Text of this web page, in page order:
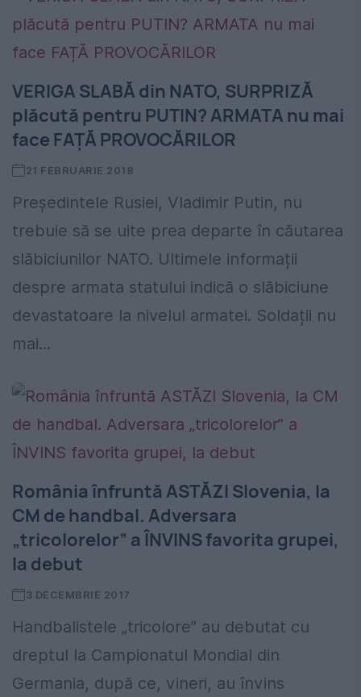
VERIGA SLABĂ din NATO, SURPRIZĂ
plăcută pentru PUTIN? ARMATA nu mai
face FAȚĂ PROVOCĂRILOR
21 FEBRUARIE 2018
Președintele Rusiei, Vladimir Putin, nu
trebuie să se uite prea departe în căutarea
slăbiciunilor NATO. Ultimele informații
despre armata statului indică o slăbiciune
devastatoare la nivelul armatei. Soldații nu
mai...
România înfruntă ASTĂZI Slovenia, la
CM de handbal. Adversara
„tricolorelor” a ÎNVINS favorita grupei,
la debut
3 DECEMBRIE 2017
Handbalistele „tricolore” au debutat cu
dreptul la Campionatul Mondial din
Germania, după ce, vineri, au învins